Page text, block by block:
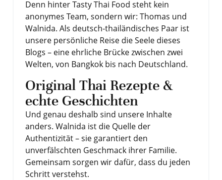
Denn hinter Tasty Thai Food steht kein
anonymes Team, sondern wir: Thomas und
Walnida. Als deutsch-thailändisches Paar ist
unsere persönliche Reise die Seele dieses
Blogs – eine ehrliche Brücke zwischen zwei
Welten, von Bangkok bis nach Deutschland.
Original Thai Rezepte &
echte Geschichten
Und genau deshalb sind unsere Inhalte
anders. Walnida ist die Quelle der
Authentizität – sie garantiert den
unverfälschten Geschmack ihrer Familie.
Gemeinsam sorgen wir dafür, dass du jeden
Schritt verstehst.